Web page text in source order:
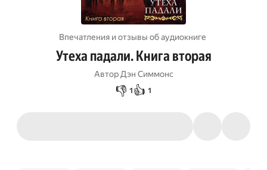
Впечатления и отзывы об aудиокниге
Утеха падали. Книга вторая
Автор Дэн Симмонс
👎 1 👍 1